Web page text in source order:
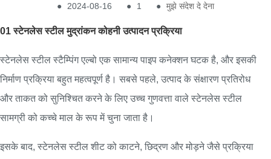
● 2024-08-16 ● 1 ● मुझे संदेश दे देना
01 स्टेनलेस स्टील मुद्रांकन कोहनी उत्पादन प्रक्रिया
स्टेनलेस स्टील स्टैम्पिंग एल्बो एक सामान्य पाइप कनेक्शन घटक है, और इसकी
निर्माण प्रक्रिया बहुत महत्वपूर्ण है। सबसे पहले, उत्पाद के संक्षारण प्रतिरोध
और ताकत को सुनिश्चित करने के लिए उच्च गुणवत्ता वाले स्टेनलेस स्टील
सामग्री को कच्चे माल के रूप में चुना जाता है।
इसके बाद, स्टेनलेस स्टील शीट को काटने, छिद्रण और मोड़ने जैसे प्रक्रिया